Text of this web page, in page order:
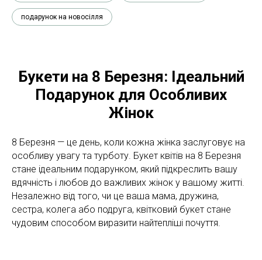
подарунок на новосілля
Букети на 8 Березня: Ідеальний
Подарунок для Особливих
Жінок
8 Березня — це день, коли кожна жінка заслуговує на
особливу увагу та турботу. Букет квітів на 8 Березня
стане ідеальним подарунком, який підкреслить вашу
вдячність і любов до важливих жінок у вашому житті.
Незалежно від того, чи це ваша мама, дружина,
сестра, колега або подруга, квітковий букет стане
чудовим способом виразити найтепліші почуття.